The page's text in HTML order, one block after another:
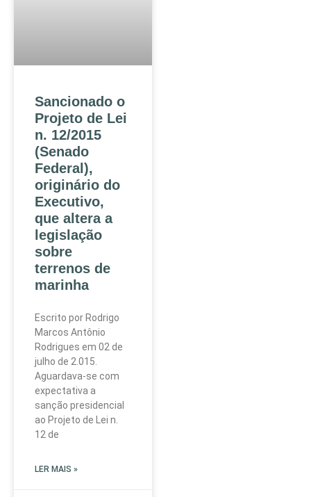
Sancionado o
Projeto de Lei
n. 12/2015
(Senado
Federal),
originário do
Executivo,
que altera a
legislação
sobre
terrenos de
marinha
Escrito por Rodrigo
Marcos Antônio
Rodrigues em 02 de
julho de 2.015.
Aguardava-se com
expectativa a
sanção presidencial
ao Projeto de Lei n.
12 de
LER MAIS »